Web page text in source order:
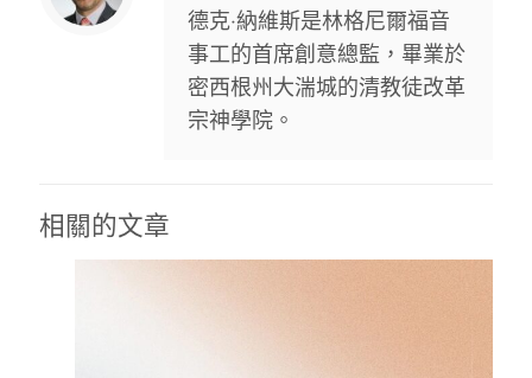
德克‧納維斯是林格尼爾福音
事工的首席創意總監，畢業於
密西根州大湍城的清教徒改革
宗神學院。
相關的文章